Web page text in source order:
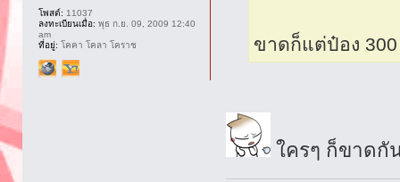
ขาดก็แต่ป๋อง
ใครๆ ก็ขาด
โพสต์: 11037
ลงทะเบียนเมื่อ: พุธ ก.ย. 09, 2009 12:40
am
ที่อยู่: โคคา โคลา โคราช